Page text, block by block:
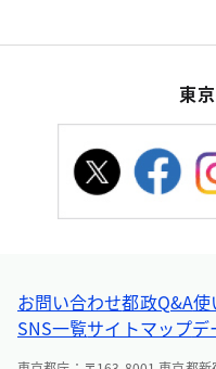
東
お問い合わせ都政Q&A使
SNS一覧サイトマップデ